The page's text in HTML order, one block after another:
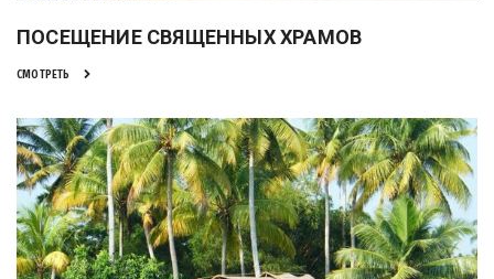
ПОСЕЩЕНИЕ СВЯЩЕННЫХ ХРАМОВ
СМОТРЕТЬ